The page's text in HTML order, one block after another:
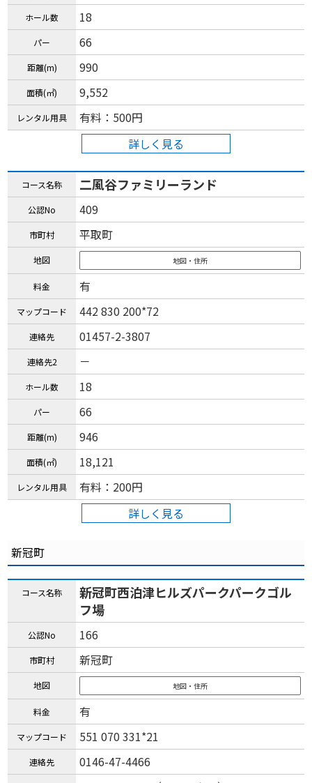
ホール数 18
パー 66
距離(m) 990
面積(㎡) 9,552
レンタル用具
有料：500円
詳しく見る
コース名称 二風谷ファミリーランド
公認No 409
市町村 平取町
地図 地図・住所
料金 有
マップコード 442 830 200*72
連絡先 01457-2-3807
連絡先2 －
ホール数 18
パー 66
距離(m) 946
面積(㎡) 18,121
レンタル用具
有料：200円
詳しく見る
新冠町
コース名称
新冠町西泊津ヒルズパークパークゴル
フ場
公認No 166
市町村 新冠町
地図 地図・住所
料金 有
マップコード 551 070 331*21
連絡先 0146-47-4466